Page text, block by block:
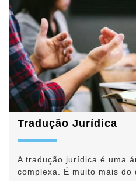
Tradução Jurídica
A tradução jurídica é uma
complexa. É muito mais do